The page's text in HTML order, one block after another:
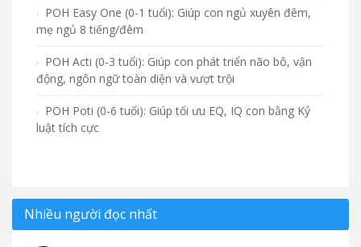
POH Easy One (0-1 tuổi): Giúp con ngủ xuyên đêm,
mẹ ngủ 8 tiếng/đêm
POH Acti (0-3 tuổi): Giúp con phát triển não bô, vận
động, ngôn ngữ toàn diện và vượt trội
POH Poti (0-6 tuổi): Giúp tối ưu EQ, IQ con bằng Kỷ
luật tích cực
Nhiều người đọc nhất